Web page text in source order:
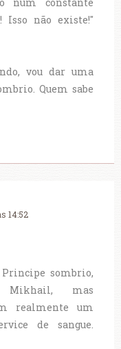
Isso não existe!"
vou dar uma
Quem sabe
14:52
sombrio,
mas
realmente um
de sangue.